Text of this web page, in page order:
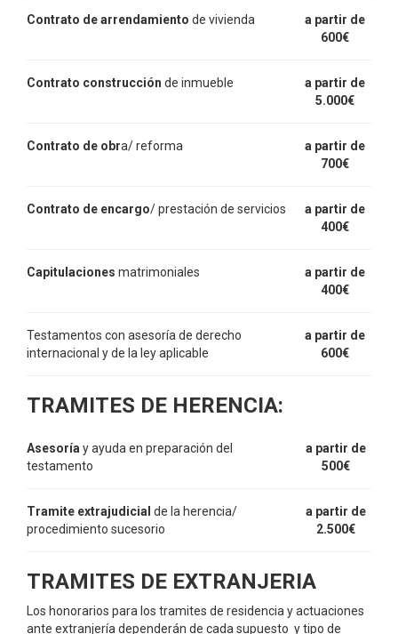
Contrato de arrendamiento de vivienda
a partir de
600€
Contrato construcción de inmueble
a partir de
5.000€
Contrato de obra/ reforma
a partir de
700€
Contrato de encargo/ prestación de servicios
a partir de
400€
Capitulaciones matrimoniales
a partir de
400€
Testamentos con asesoría de derecho
internacional y de la ley aplicable
a partir de
600€
TRAMITES DE HERENCIA:
Asesoría y ayuda en preparación del
testamento
a partir de
500€
Tramite extrajudicial de la herencia/
procedimiento sucesorio
a partir de
2.500€
TRAMITES DE EXTRANJERIA
Los honorarios para los tramites de residencia y actuaciones
ante extranjería dependerán de cada supuesto y tipo de